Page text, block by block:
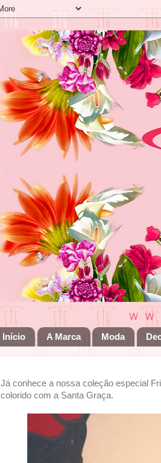
Início A Marca Moda
Já conhece a nossa coleção especial
colorido com a Santa Graça.